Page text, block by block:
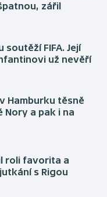
zářil
soutěží FIFA. Její
už nevěří
Hamburku těsně
Nory a pak i na
roli favorita a
s Rigou